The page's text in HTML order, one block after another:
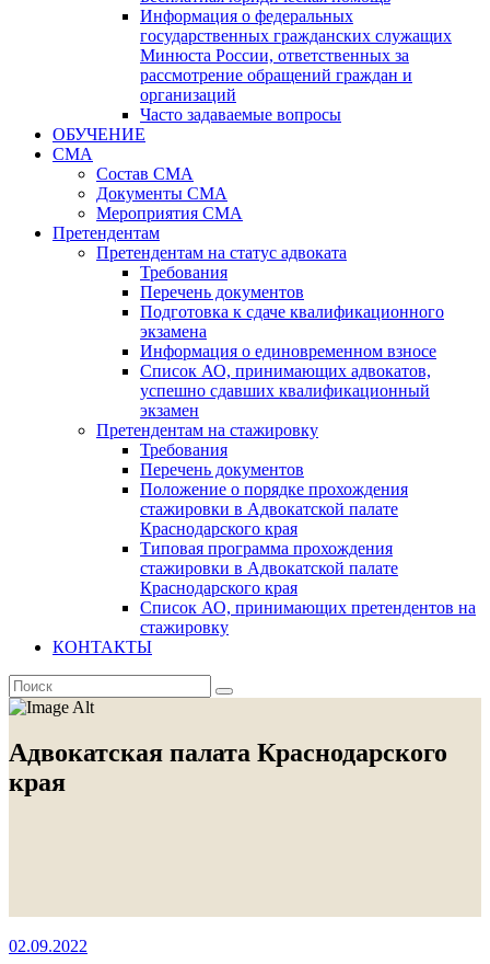
Информация о федеральных
государственных гражданских служащих
Минюста России, ответственных за
рассмотрение обращений граждан и
организаций
Часто задаваемые вопросы
ОБУЧЕНИЕ
СМА
Состав СМА
Документы СМА
Мероприятия СМА
Претендентам
Претендентам на статус адвоката
Требования
Перечень документов
Подготовка к сдаче квалификационного
экзамена
Информация о единовременном взносе
Список АО, принимающих адвокатов,
успешно сдавших квалификационный
экзамен
Претендентам на стажировку
Требования
Перечень документов
Положение о порядке прохождения
стажировки в Адвокатской палате
Краснодарского края
Типовая программа прохождения
стажировки в Адвокатской палате
Краснодарского края
Список АО, принимающих претендентов на
стажировку
КОНТАКТЫ
Адвокатская палата Краснодарского
края
02.09.2022